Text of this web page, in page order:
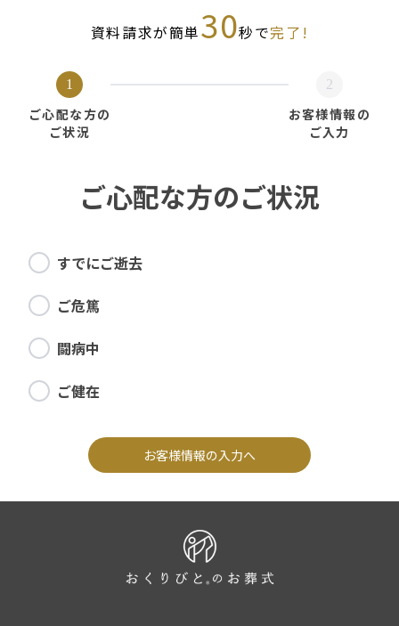
資料請求が簡単30秒で完了!
1
ご心配な方の
ご状況
2
お客様情報の
ご入力
ご心配な方のご状況
すでにご逝去
ご危篤
闘病中
ご健在
お客様情報の入力へ